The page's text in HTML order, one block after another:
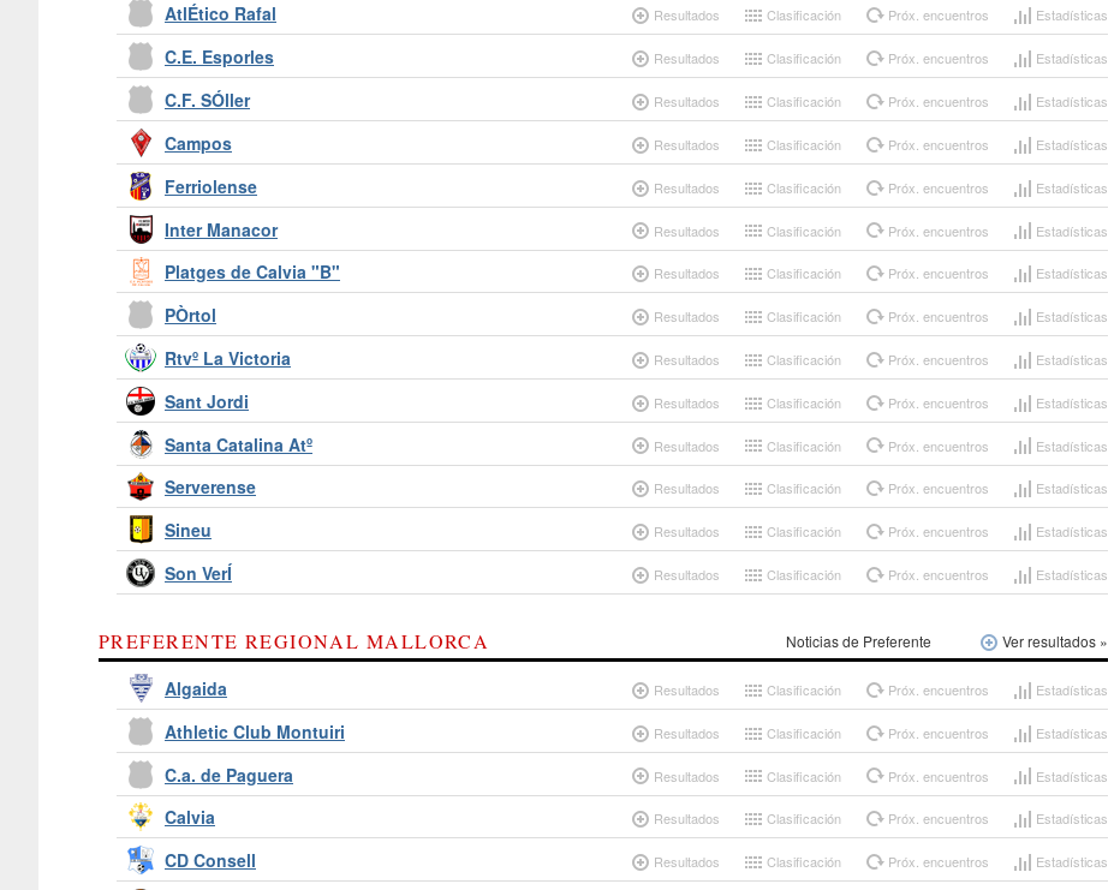
Estadísticas
Próx. encuentros
Clasificación
Resultados
AtlÉtico Rafal
Estadísticas
Próx. encuentros
Clasificación
Resultados
C.E. Esporles
Estadísticas
Próx. encuentros
Clasificación
Resultados
C.F. SÓller
Estadísticas
Próx. encuentros
Clasificación
Resultados
Campos
Estadísticas
Próx. encuentros
Clasificación
Resultados
Ferriolense
Estadísticas
Próx. encuentros
Clasificación
Resultados
Inter Manacor
Estadísticas
Próx. encuentros
Clasificación
Resultados
Platges de Calvia "B"
Estadísticas
Próx. encuentros
Clasificación
Resultados
PÒrtol
Estadísticas
Próx. encuentros
Clasificación
Resultados
Rtvº La Victoria
Estadísticas
Próx. encuentros
Clasificación
Resultados
Sant Jordi
Estadísticas
Próx. encuentros
Clasificación
Resultados
Santa Catalina Atº
Estadísticas
Próx. encuentros
Clasificación
Resultados
Serverense
Estadísticas
Próx. encuentros
Clasificación
Resultados
Sineu
Estadísticas
Próx. encuentros
Clasificación
Resultados
Son VerÍ
Ver resultados »
Noticias de Preferente
PREFERENTE REGIONAL MALLORCA
Estadísticas
Próx. encuentros
Clasificación
Resultados
Algaida
Estadísticas
Próx. encuentros
Clasificación
Resultados
Athletic Club Montuiri
Estadísticas
Próx. encuentros
Clasificación
Resultados
C.a. de Paguera
Estadísticas
Próx. encuentros
Clasificación
Resultados
Calvia
Estadísticas
Próx. encuentros
Clasificación
Resultados
CD Consell